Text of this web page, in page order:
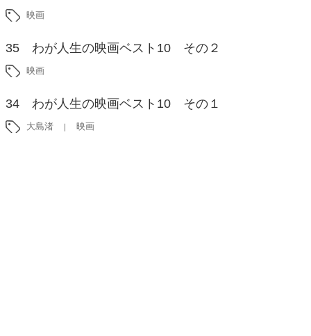
映画
35 わが人生の映画ベスト10 その２
映画
34 わが人生の映画ベスト10 その１
大島渚 映画